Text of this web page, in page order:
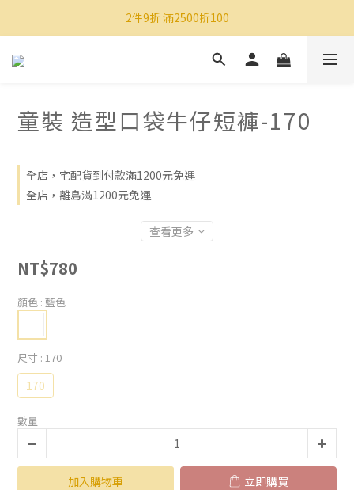
2件9折 滿2500折100
童裝 造型口袋牛仔短褲-170
全店，宅配貨到付款滿1200元免運
全店，離島滿1200元免運
查看更多
NT$780
顏色 : 藍色
尺寸 : 170
170
數量
加入購物車 立即購買